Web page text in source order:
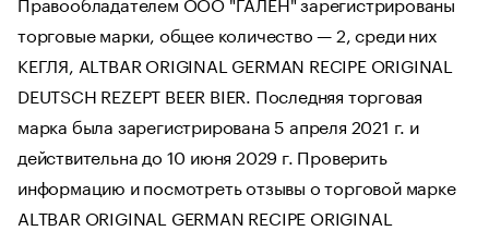
торговые марки, общее количество — 2, среди них
КЕГЛЯ, ALTBAR ORIGINAL GERMAN RECIPE ORIGINAL
DEUTSCH REZEPT BEER BIER. Последняя торговая
марка была зарегистрирована 5 апреля 2021 г. и
действительна до 10 июня 2029 г. Проверить
информацию и посмотреть отзывы о торговой марке
ALTBAR ORIGINAL GERMAN RECIPE ORIGINAL